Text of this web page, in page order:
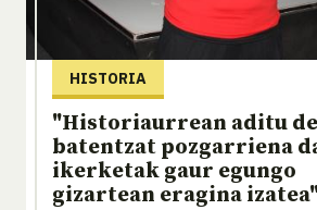
HISTORIA
"Historiaurrean aditu
batentzat pozgarriena
ikerketak gaur egungo
gizartean eragina